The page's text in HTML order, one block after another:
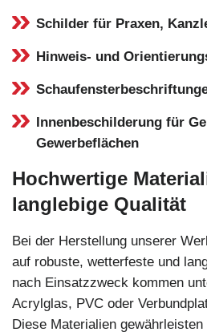
Schilder für Praxen,
Hinweis- und
Innenbeschilderung für
Gewerbeflächen
Hochwertige
langlebige Qualität
Bei der Herstellung unserer
auf robuste, wetterfeste und
nach Einsatzzweck kommen
Acrylglas, PVC oder
Diese Materialien